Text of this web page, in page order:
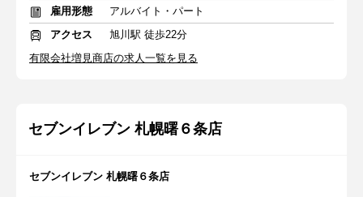
雇用形態
アルバイト・パート
アクセス
旭川駅 徒歩22分
有限会社増見商店の求人一覧を見る
セブンイレブン 札幌曙６条店
セブンイレブン 札幌曙６条店